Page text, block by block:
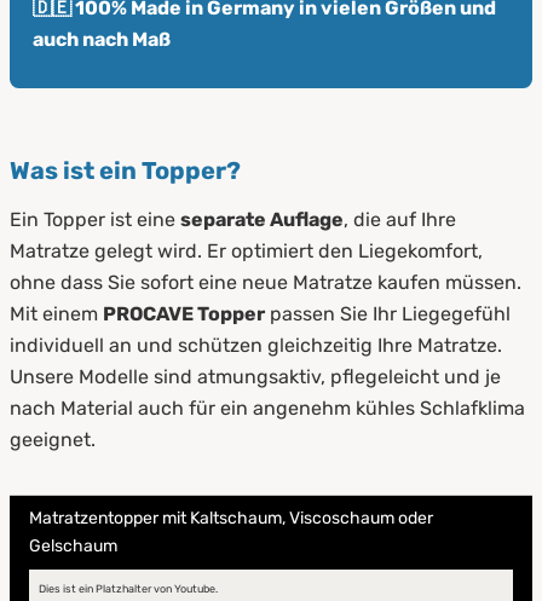
🇩🇪 100% Made in Germany in vielen Größen und
auch nach Maß
Was ist ein Topper?
Ein Topper ist eine separate Auflage, die auf Ihre
Matratze gelegt wird. Er optimiert den Liegekomfort,
ohne dass Sie sofort eine neue Matratze kaufen müssen.
Mit einem PROCAVE Topper passen Sie Ihr Liegegefühl
individuell an und schützen gleichzeitig Ihre Matratze.
Unsere Modelle sind atmungsaktiv, pflegeleicht und je
nach Material auch für ein angenehm kühles Schlafklima
geeignet.
Matratzentopper mit Kaltschaum, Viscoschaum oder
Gelschaum
Dies ist ein Platzhalter von Youtube.